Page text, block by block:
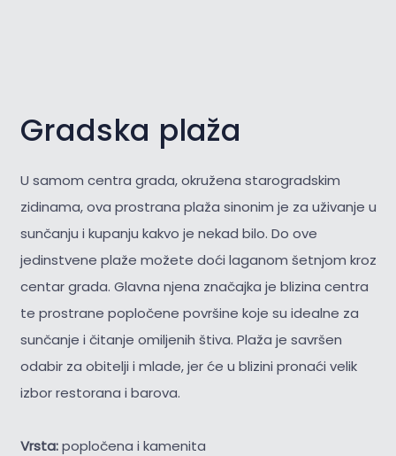
Gradska plaža
U samom centra grada, okružena starogradskim
zidinama, ova prostrana plaža sinonim je za uživanje u
sunčanju i kupanju kakvo je nekad bilo. Do ove
jedinstvene plaže možete doći laganom šetnjom kroz
centar grada. Glavna njena značajka je blizina centra
te prostrane popločene površine koje su idealne za
sunčanje i čitanje omiljenih štiva. Plaža je savršen
odabir za obitelji i mlade, jer će u blizini pronaći velik
izbor restorana i barova.
Vrsta:popločena i kamenita